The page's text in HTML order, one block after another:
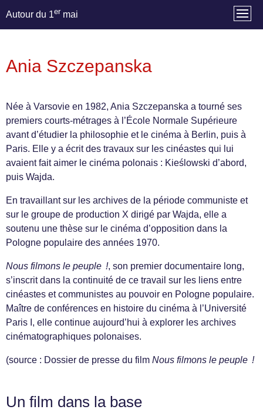
Autour du 1er mai
Ania Szczepanska
Née à Varsovie en 1982, Ania Szczepanska a tourné ses
premiers courts-métrages à l’École Normale Supérieure
avant d’étudier la philosophie et le cinéma à Berlin, puis à
Paris. Elle y a écrit des travaux sur les cinéastes qui lui
avaient fait aimer le cinéma polonais : Kieślowski d’abord,
puis Wajda.
En travaillant sur les archives de la période communiste et
sur le groupe de production X dirigé par Wajda, elle a
soutenu une thèse sur le cinéma d’opposition dans la
Pologne populaire des années 1970.
Nous filmons le peuple !, son premier documentaire long,
s’inscrit dans la continuité de ce travail sur les liens entre
cinéastes et communistes au pouvoir en Pologne populaire.
Maître de conférences en histoire du cinéma à l’Université
Paris I, elle continue aujourd’hui à explorer les archives
cinématographiques polonaises.
(source : Dossier de presse du film Nous filmons le peuple !
Un film dans la base